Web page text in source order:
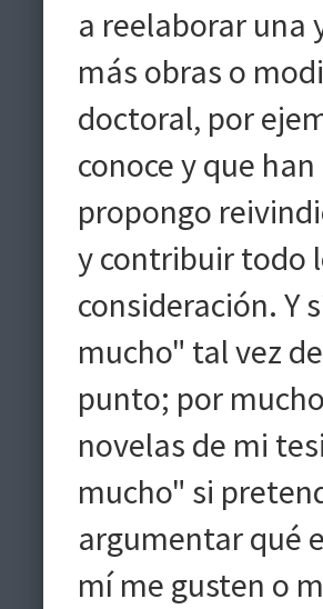
a reelaborar una
más obras o
doctoral, por
conoce y que
propongo
y contribuir todo
consideración. Y
mucho" tal vez
punto; por
novelas de mi
mucho" si
argumentar qué
mí me gusten o